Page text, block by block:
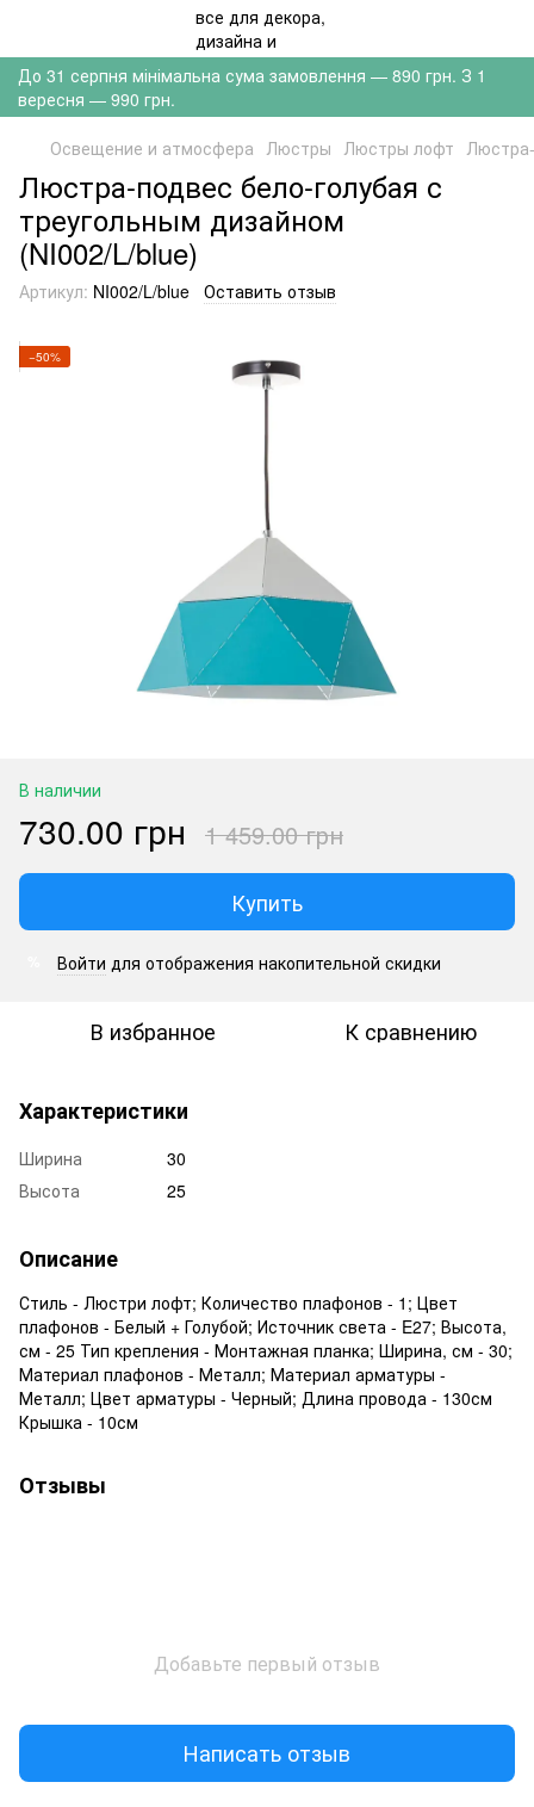
До 31 серпня мінімальна сума замовлення — 890 грн. З 1
вересня — 990 грн.
Освещение и атмосфера Люстры Люстры лофт
Люстра-подвес бело-голубая с
треугольным дизайном
(NI002/L/blue)
Артикул: NI002/L/blue Оставить отзыв
−50%
В наличии
730.00 грн 1 459.00 грн
Купить
Войти для отображения накопительной скидки
В избранное К сравнению
Характеристики
Ширина
30
Высота
25
Описание
Стиль - Люстри лофт; Количество плафонов - 1; Цвет
плафонов - Белый + Голубой; Источник света - E27; Высота,
см - 25 Тип крепления - Монтажная планка; Ширина, см - 30;
Материал плафонов - Металл; Материал арматуры -
Металл; Цвет арматуры - Черный; Длина провода - 130см
Крышка - 10см
Отзывы
Добавьте первый отзыв
Написать отзыв